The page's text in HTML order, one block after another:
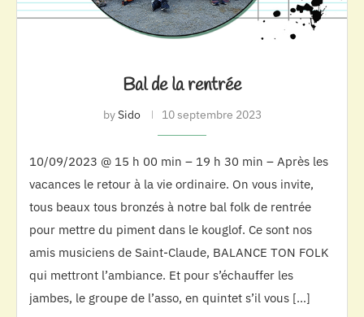
Bal de la rentrée
bySido 10 septembre 2023
10/09/2023 @ 15 h 00 min – 19 h 30 min – Après les
vacances le retour à la vie ordinaire. On vous invite,
tous beaux tous bronzés à notre bal folk de rentrée
pour mettre du piment dans le kouglof. Ce sont nos
amis musiciens de Saint-Claude, BALANCE TON FOLK
qui mettront l’ambiance. Et pour s’échauffer les
jambes, le groupe de l’asso, en quintet s’il vous […]